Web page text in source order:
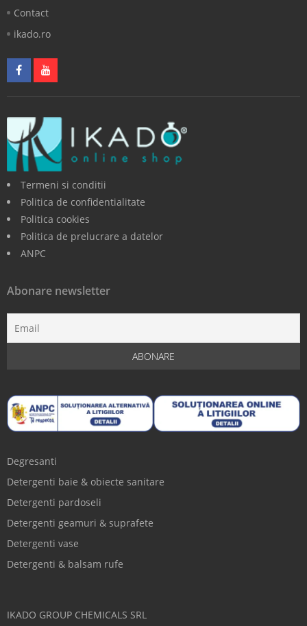
Contact
ikado.ro
Termeni si conditii
Politica de confidentialitate
Politica cookies
Politica de prelucrare a datelor
ANPC
Abonare newsletter
Degresanti
Detergenti baie & obiecte sanitare
Detergenti pardoseli
Detergenti geamuri & suprafete
Detergenti vase
Detergenti & balsam rufe
IKADO GROUP CHEMICALS SRL